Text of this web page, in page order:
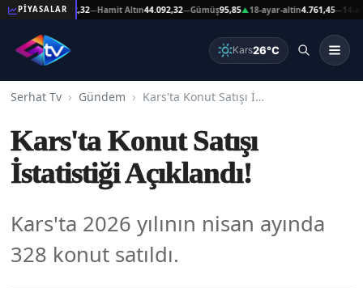
PİYASALAR
Altın44.092,32 Hamit Altın44.092,32—Gümüş95,85▲18-ayar-altin4.761,45—14-ayar-
Kars26°C
Serhat Tv Gündem Kars'ta Konut Satışı İstatistiği Açıklandı!
Kars'ta Konut Satışı
İstatistiği Açıklandı!
Kars'ta 2026 yılının nisan ayında
328 konut satıldı.